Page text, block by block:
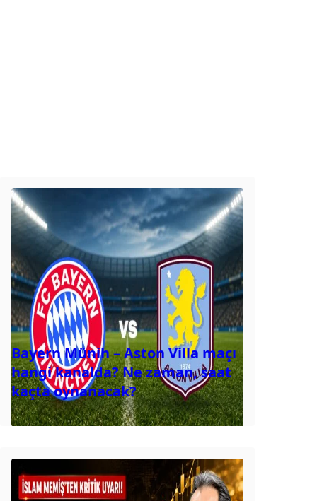
Bayern Münih – Aston Villa maçı
hangi kanalda? Ne zaman, saat
kaçta oynanacak?